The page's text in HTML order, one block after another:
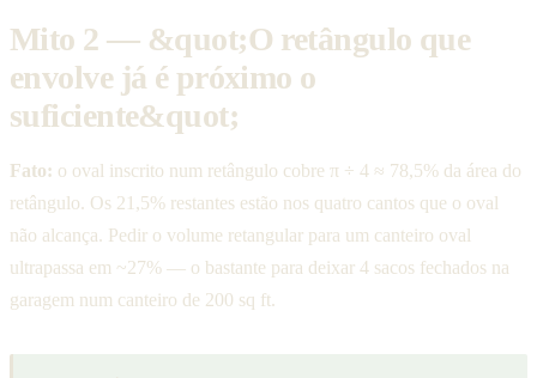
Mito 2 — &quot;O retângulo que
envolve já é próximo o
suficiente&quot;
Fato: o oval inscrito num retângulo cobre π ÷ 4 ≈ 78,5% da área do
retângulo. Os 21,5% restantes estão nos quatro cantos que o oval
não alcança. Pedir o volume retangular para um canteiro oval
ultrapassa em ~27% — o bastante para deixar 4 sacos fechados na
garagem num canteiro de 200 sq ft.